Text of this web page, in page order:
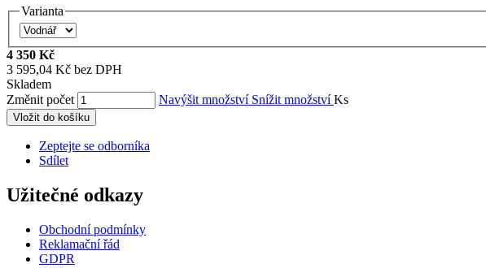
Varianta
4 350 Kč
3 595,04 Kč bez DPH
Skladem
Změnit počet
Navýšit množství Snížit množstvíKs
Vložit do košíku
Zeptejte se odborníka
Sdílet
Užitečné odkazy
Obchodní podmínky
Reklamační řád
GDPR